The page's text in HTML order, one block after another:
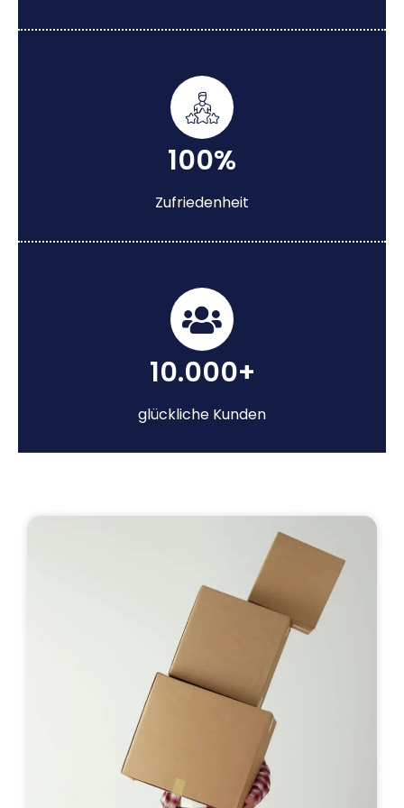
100%
Zufriedenheit
10.000+
glückliche Kunden